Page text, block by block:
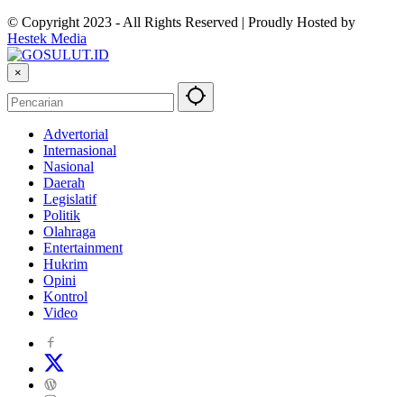
© Copyright 2023 - All Rights Reserved | Proudly Hosted by
Hestek Media
×
Advertorial
Internasional
Nasional
Daerah
Legislatif
Politik
Olahraga
Entertainment
Hukrim
Opini
Kontrol
Video